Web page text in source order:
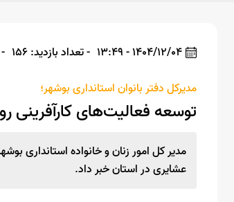
1404/12/04 - 13:49 - تعداد بازدید: 156 -
مدیرکل دفتر بانوان استانداری بوشهر؛
توسعه فعالیت‌های کارآفرینی
مدیر کل امور زنان و خانواده استانداری
عشایری در استان خبر داد.